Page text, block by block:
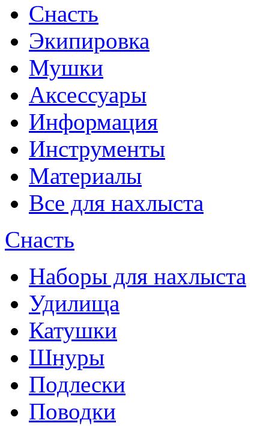
Снасть
Экипировка
Мушки
Аксессуары
Информация
Инструменты
Материалы
Все для нахлыста
Снасть
Наборы для нахлыста
Удилища
Катушки
Шнуры
Подлески
Поводки